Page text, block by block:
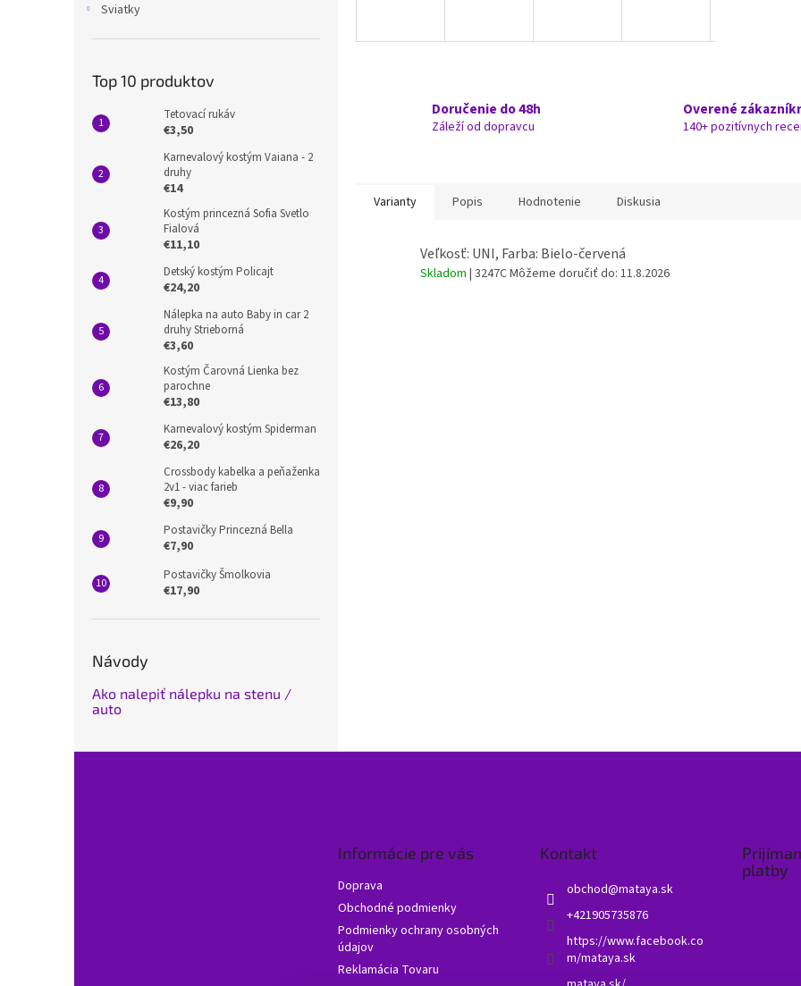
Sviatky
Top 10 produktov
Tetovací rukáv
€3,50
Karnevalový kostým Vaiana - 2
druhy
€14
Kostým princezná Sofia Svetlo
Fialová
€11,10
Detský kostým Policajt
€24,20
Nálepka na auto Baby in car 2
druhy Strieborná
€3,60
Kostým Čarovná Lienka bez
parochne
€13,80
Karnevalový kostým Spiderman
€26,20
Crossbody kabelka a peňaženka
2v1 - viac farieb
€9,90
Postavičky Princezná Bella
€7,90
Postavičky Šmolkovia
€17,90
Návody
Ako nalepiť nálepku na stenu /
auto
Doručenie do 48h
Záleží od dopravcu
Overené
140+ pozitívnych
Varianty Popis Hodnotenie Diskusia
Veľkosť: UNI, Farba: Bielo-červená
Skladom | 3247CMôžeme doručiť do: 11.8.2026
Informácie pre vás
Doprava
Obchodné podmienky
Podmienky ochrany osobných
údajov
Reklamácia Tovaru
Kontakt
obchod@mataya.sk
+421905735876
https://www.facebook.co
m/mataya.sk
platby